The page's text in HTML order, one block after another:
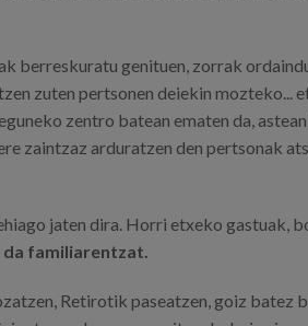
berreskuratu genituen, zorrak
zuten pertsonen deiekin mozteko...
zentro batean ematen da,
zaintzaz arduratzen den pertsonak
jaten dira. Horri etxeko gastuak,
da familiarentzat.
Retirotik paseatzen, goiz batez